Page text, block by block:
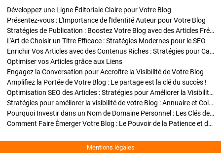
Développez une Ligne Éditoriale Claire pour Votre Blog
Présentez-vous : L'Importance de l'Identité Auteur pour Votre Blog
Stratégies de Publication : Boostez Votre Blog avec des Articles Fréquents et Exclusifs
L'Art de Choisir un Titre Efficace : Stratégies Modernes pour le SEO
Enrichir Vos Articles avec des Contenus Riches : Stratégies pour Captiver et Optimiser
Optimiser vos Articles grâce aux Liens
Engagez la Conversation pour Accroître la Visibilité de Votre Blog
Amplifiez la Portée de Votre Blog : Le partage est la clé du succès !
Optimisation SEO des Articles : Stratégies pour Améliorer la Visibilité de Votre Blog
Stratégies pour améliorer la visibilité de votre Blog : Annuaire et Collaborations
Pourquoi Investir dans un Nom de Domaine Personnel : Les Clés de la Réussite de Votre Blog
Comment Faire Émerger Votre Blog : Le Pouvoir de la Patience et de la Persévérance
Mentions légales